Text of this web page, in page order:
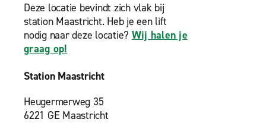
Deze locatie bevindt zich vlak bij
station Maastricht. Heb je een lift
nodig naar deze locatie? Wij halen je
graag op!
Station Maastricht
Heugermerweg 35
6221 GE Maastricht